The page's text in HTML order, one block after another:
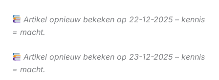
Artikel opnieuw bekeken op 22-12-2025 – kennis
= macht.
Artikel opnieuw bekeken op 23-12-2025 – kennis
= macht.